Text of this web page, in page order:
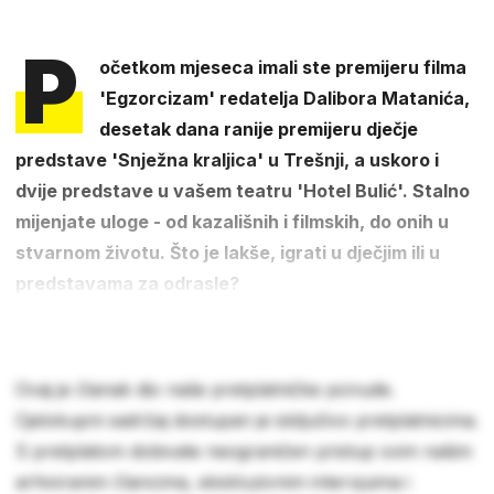
P
očetkom mjeseca imali ste premijeru filma
'Egzorcizam' redatelja Dalibora Matanića,
desetak dana ranije premijeru dječje
predstave 'Snježna kraljica' u Trešnji, a uskoro i
dvije predstave u vašem teatru 'Hotel Bulić'. Stalno
mijenjate uloge - od kazališnih i filmskih, do onih u
stvarnom životu. Što je lakše, igrati u dječjim ili u
predstavama za odrasle?
Ovaj je članak dio naše pretplatničke ponude.
Cjelokupni sadržaj dostupan je isključivo pretplatnicima.
S pretplatom dobivate neograničen pristup svim našim
arhiviranim člancima, ekskluzivnim intervjuima i